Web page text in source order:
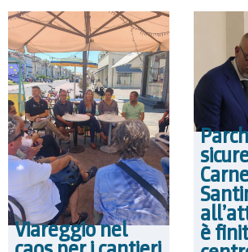
Viareggio nel è